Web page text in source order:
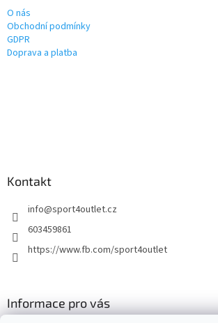
O nás
Obchodní podmínky
GDPR
Doprava a platba
Kontakt
info@sport4outlet.cz
603459861
https://www.fb.com/sport4outlet
Informace pro vás